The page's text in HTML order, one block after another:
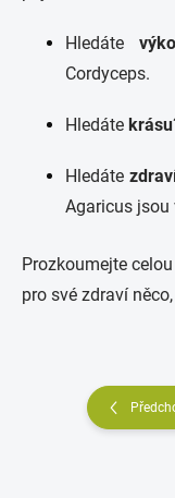
Hledáte
Cordyceps.
Hledáte krásu
Hledáte
Agaricus jsou
Prozkoumejte celou
pro své zdraví